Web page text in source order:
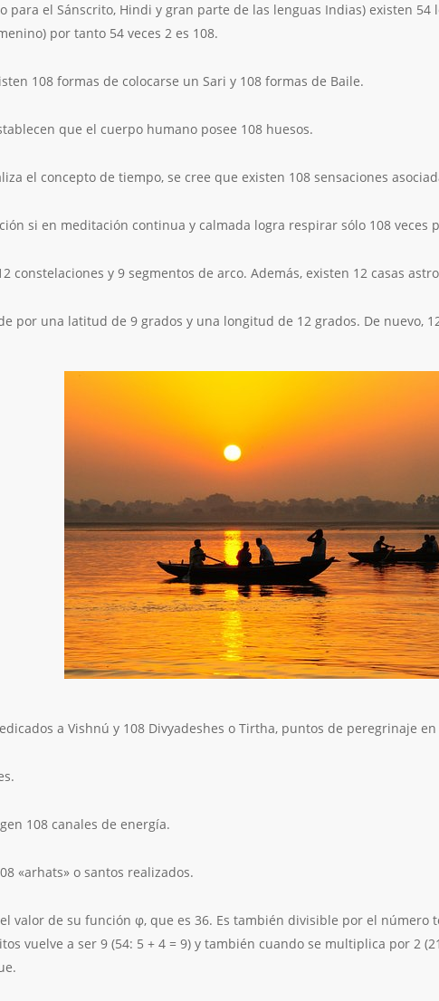
para el Sánscrito, Hindi y gran parte de las lenguas Indias) existen
por tanto 54 veces 2 es 108.
108 formas de colocarse un Sari y 108 formas de Baile.
que el cuerpo humano posee 108 huesos.
el concepto de tiempo, se cree que existen 108 sensaciones
si en meditación continua y calmada logra respirar sólo 108 veces
constelaciones y 9 segmentos de arco. Además, existen 12 casas
por una latitud de 9 grados y una longitud de 12 grados. De nuevo,
a Vishnú y 108 Divyadeshes o Tirtha, puntos de peregrinaje
108 canales de energía.
«arhats» o santos realizados.
valor de su función φ, que es 36. Es también divisible por el número
vuelve a ser 9 (54: 5 + 4 = 9) y también cuando se multiplica por 2